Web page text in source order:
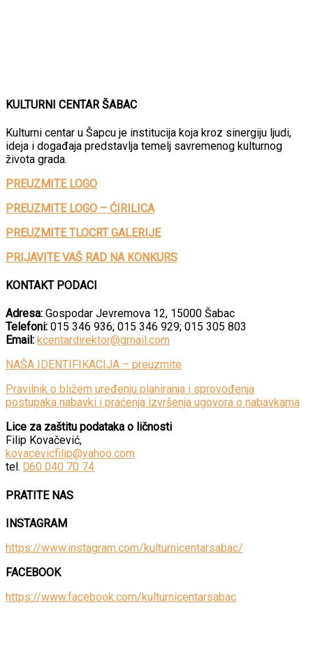
KULTURNI CENTAR ŠABAC
Kulturni centar u Šapcu je institucija koja kroz sinergiju ljudi,
ideja i događaja predstavlja temelj savremenog kulturnog
života grada.
PREUZMITE LOGO
PREUZMITE LOGO – ĆIRILICA
PREUZMITE TLOCRT GALERIJE
PRIJAVITE VAŠ RAD NA KONKURS
KONTAKT PODACI
Adresa: Gospodar Jevremova 12, 15000 Šabac
Telefoni: 015 346 936; 015 346 929; 015 305 803
Email: kcentardirektor@gmail.com
NAŠA IDENTIFIKACIJA – preuzmite
Pravilnik o bližem uređenju planiranja i sprovođenja
postupaka nabavki i praćenja izvršenja ugovora o nabavkama
Lice za zaštitu podataka o ličnosti
Filip Kovačević,
kovacevicfilip@yahoo.com
tel. 060 040 70 74
PRATITE NAS
INSTAGRAM
https://www.instagram.com/kulturnicentarsabac/
FACEBOOK
https://www.facebook.com/kulturnicentarsabac